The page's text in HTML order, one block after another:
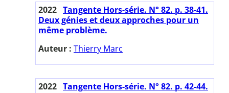
2022 Tangente Hors-série. N° 82. p. 38-41.
Deux génies et deux approches pour un
même problème.
Auteur : Thierry Marc
2022 Tangente Hors-série. N° 82. p. 42-44.